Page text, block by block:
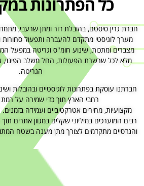
מערך לוגיסטי מתקדם להעברה ותפעול סחורות
מצברים ומתכות, שינוע חומ"ס וגריטה במפעל
מלא לכל שרשרת הפעולות, החל משלב הפינוי,
הגריטה.
חברתנו עוסקת בפתרונות לוגיסטיים ובהובלות
רחבי הארץ תוך כדי שמירה על רמת
מקצועיות, מחירים אטרקטיביים ועמידה
רבים המוערכים במיליוני שקלים במגוון אתרים
והנדסיים מתקדמים לצורך מתן מענה בשטח